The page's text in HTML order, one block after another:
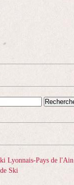
Lyonnais-Pays de l'Ain
Ski